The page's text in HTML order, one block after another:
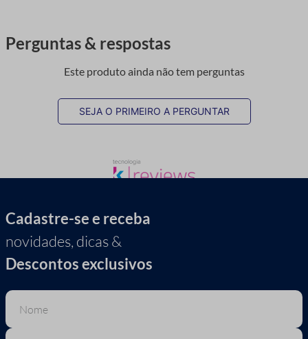
Perguntas & respostas
Este produto ainda não tem perguntas
SEJA O PRIMEIRO A PERGUNTAR
Cadastre-se e receba
novidades, dicas &
Descontos exclusivos